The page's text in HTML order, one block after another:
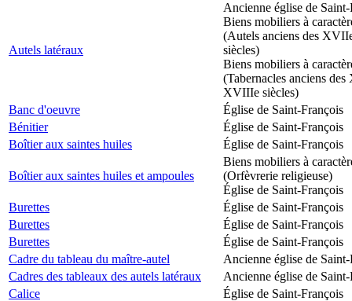
Autels latéraux
Ancienne église de Saint-
Biens mobiliers à
(Autels anciens des
siècles)
Biens mobiliers à
(Tabernacles anciens
XVIIIe siècles)
Banc d'oeuvre
Église de Saint-François
Bénitier
Église de Saint-François
Boîtier aux saintes huiles
Église de Saint-François
Boîtier aux saintes huiles et ampoules
Biens mobiliers à
(Orfèvrerie religieuse)
Église de Saint-François
Burettes
Église de Saint-François
Burettes
Église de Saint-François
Burettes
Église de Saint-François
Cadre du tableau du maître-autel
Ancienne église de Saint-
Cadres des tableaux des autels latéraux
Ancienne église de Saint-
Calice
Église de Saint-François